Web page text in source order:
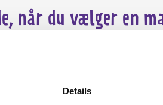
Details
når du vælger en
malteser som dit kommende
skær. Hunde af denne